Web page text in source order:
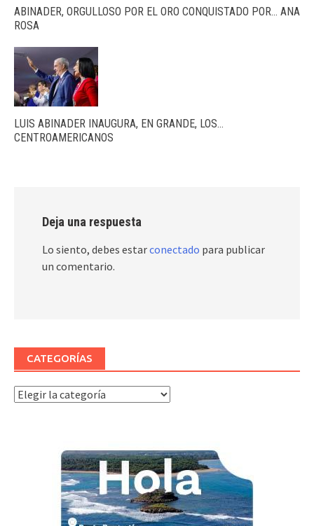
ABINADER, ORGULLOSO POR EL ORO CONQUISTADO POR… ANA
ROSA
LUIS ABINADER INAUGURA, EN GRANDE, LOS…
CENTROAMERICANOS
Deja una respuesta
Lo siento, debes estarconectado para publicar
un comentario.
CATEGORÍAS
Categorías